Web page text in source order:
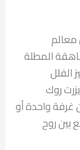
معالم
المطلة
الفلل
روك
غرفة واحدة أو
بين روح